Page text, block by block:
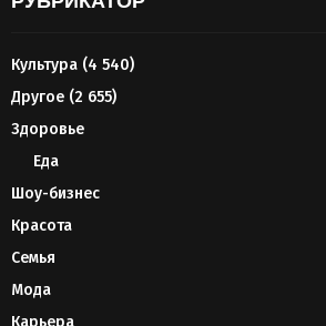
Культура (4 540)
Другое (2 655)
Здоровье
Еда
Шоу-бизнес
Красота
Семья
Мода
Карьера